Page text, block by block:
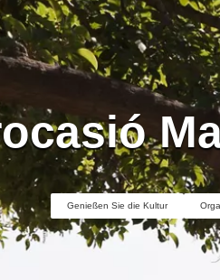
Genießen Sie die Kultur